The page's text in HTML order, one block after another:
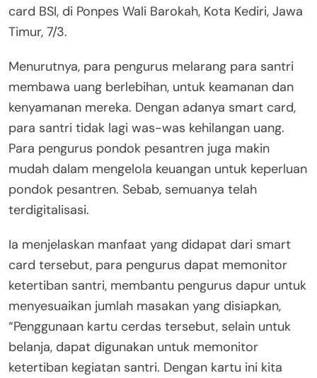
card BSI, di Ponpes Wali Barokah, Kota Kediri, Jawa
Timur, 7/3.
Menurutnya, para pengurus melarang para santri
membawa uang berlebihan, untuk keamanan dan
kenyamanan mereka. Dengan adanya smart card,
para santri tidak lagi was-was kehilangan uang.
Para pengurus pondok pesantren juga makin
mudah dalam mengelola keuangan untuk keperluan
pondok pesantren. Sebab, semuanya telah
terdigitalisasi.
Ia menjelaskan manfaat yang didapat dari smart
card tersebut, para pengurus dapat memonitor
ketertiban santri, membantu pengurus dapur untuk
menyesuaikan jumlah masakan yang disiapkan,
“Penggunaan kartu cerdas tersebut, selain untuk
belanja, dapat digunakan untuk memonitor
ketertiban kegiatan santri. Dengan kartu ini kita